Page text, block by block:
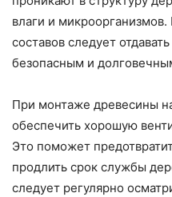
влаги и
составов следует
безопасным и
При монтаже древесины
обеспечить хорошую
Это поможет
продлить срок службы
следует регулярно